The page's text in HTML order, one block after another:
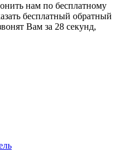
нам по бесплатному
бесплатный обратный
Вам за 28 секунд,